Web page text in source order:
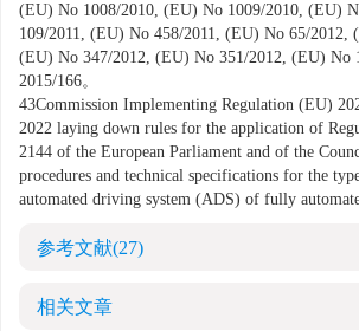
(EU) No 1008/2010, (EU) No 1009/2010, (EU)
109/2011, (EU) No 458/2011, (EU) No 65/2012,
(EU) No 347/2012, (EU) No 351/2012, (EU) No
2015/166。
43Commission Implementing Regulation (EU)
2022 laying down rules for the application of
2144 of the European Parliament and of the
procedures and technical specifications for the
automated driving system (ADS) of fully
参考文献(27)
相关文章